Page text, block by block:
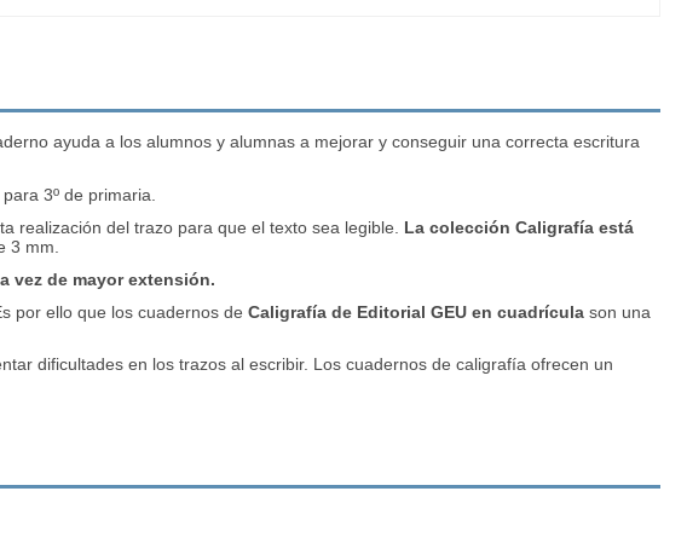
ayuda a los alumnos y alumnas a mejorar y conseguir una correcta escritura
3º de primaria.
realización del trazopara que el texto sea legible. La colección Caligrafíaestá
3 mm.
vez de mayor extensión.
por ello que los cuadernos de Caligrafía de Editorial GEU en cuadrícula son una
dificultades en los trazos al escribir. Los cuadernos de caligrafía ofrecen un